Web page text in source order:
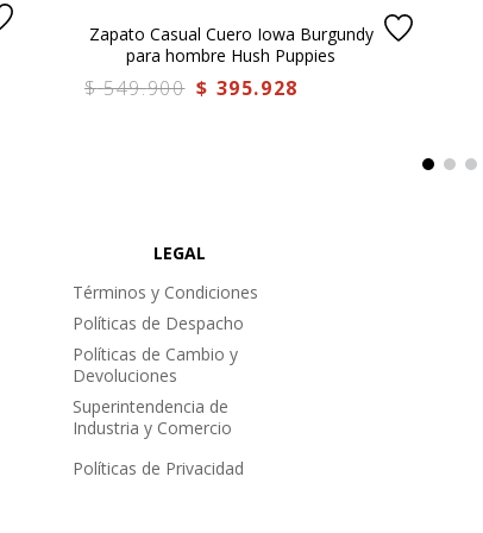
Zapato Casual Cuero Iowa Burgundy
para hombre Hush Puppies
$ 549.900 $ 395.928
LEGAL
Términos y Condiciones
Políticas de Despacho
Políticas de Cambio y
Devoluciones
Superintendencia de
Industria y Comercio
Políticas de Privacidad